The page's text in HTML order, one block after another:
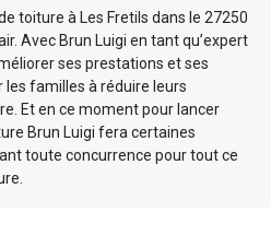
toiture à Les Fretils dans le 27250
Avec Brun Luigi en tant qu’expert
ses prestations et ses
les familles à réduire leurs
Et en ce moment pour lancer
Brun Luigi fera certaines
toute concurrence pour tout ce